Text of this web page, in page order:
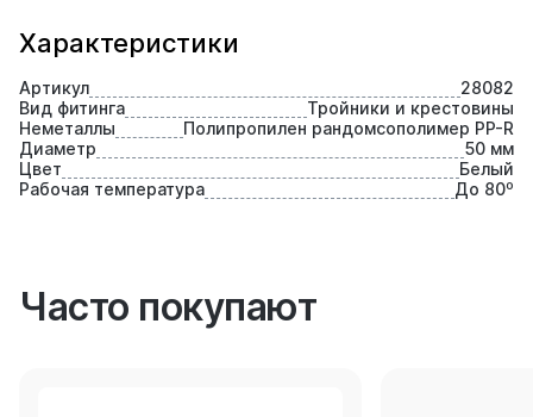
Характеристики
Артикул
28082
Вид фитинга
Тройники и крестовины
Неметаллы
Полипропилен рандомсополимер PP-R
Диаметр
50 мм
Цвет
Белый
Рабочая температура
До 80⁰
Часто покупают